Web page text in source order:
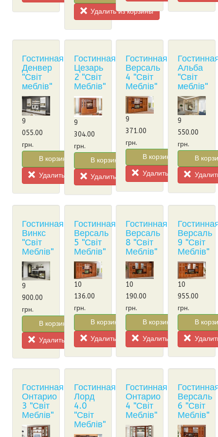
Удалить из корзины
Гостинная
Денвер
"Світ
меблів"
9
055.00
грн.
В корзину!
Удалить из корзины
Гостинная
Цезарь
2 "Світ
Меблів"
9
304.00
грн.
В корзину!
Удалить из корзины
Гостинная
Версаль
4 "Світ
Меблів"
9
371.00
грн.
В корзину!
Удалить из корзины
Альба
"Світ
меблів"
9
550.00
грн.
В
Гостинная
Винкс
"Світ
Меблів"
9
900.00
грн.
В корзину!
Удалить из корзины
Гостинная
Версаль
5 "Світ
Меблів"
10
136.00
грн.
В корзину!
Удалить из корзины
Гостинная
Версаль
8 "Світ
Меблів"
10
190.00
грн.
В корзину!
Удалить из корзины
Версаль
9 "Світ
Меблів"
10
955.00
грн.
В
Гостинная
Онтарио
3 "Світ
Меблів"
Гостинная
Лорд
4.0
"Світ
Меблів"
Гостинная
Онтарио
4 "Світ
Меблів"
Версаль
6 "Світ
Меблів"